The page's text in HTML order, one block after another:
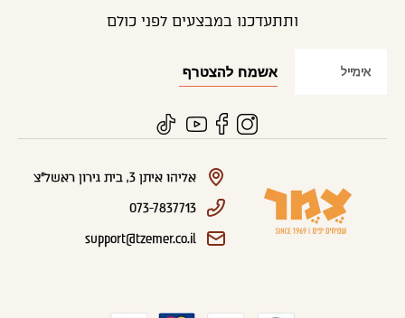
ותתעדכנו במבצעים לפני כולם
אליהו איתן 3, בית גירון ראשל"צ
073-7837713
support@tzemer.co.il